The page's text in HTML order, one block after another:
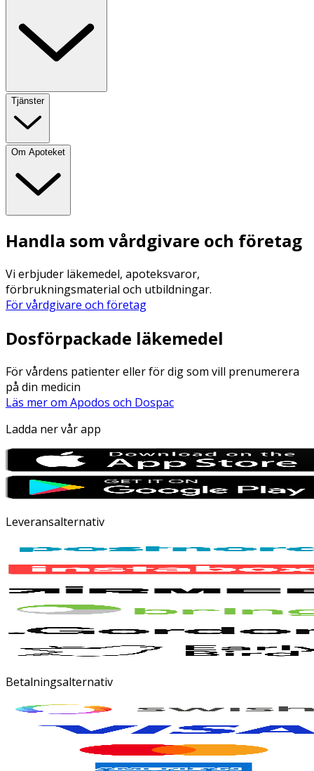
Tjänster
Om Apoteket
Handla som vårdgivare och företag
Vi erbjuder läkemedel, apoteksvaror,
förbrukningsmaterial och utbildningar.
För vårdgivare och företag
Dosförpackade läkemedel
För vårdens patienter eller för dig som vill prenumerera
på din medicin
Läs mer om Apodos och Dospac
Ladda ner vår app
Leveransalternativ
Betalningsalternativ